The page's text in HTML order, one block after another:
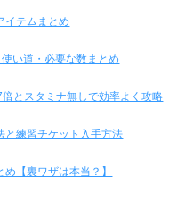
イテムまとめ
い道・必要な数まとめ
とスタミナ無しで効率よく攻略
と練習チケット入手方法
【裏ワザは本当？】